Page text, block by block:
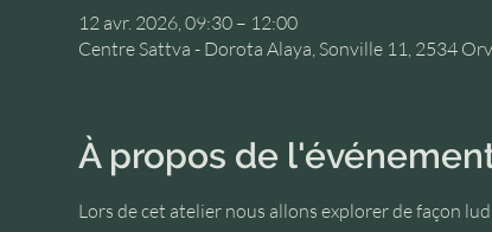
12 avr. 2026, 09:30 – 12:00
Centre Sattva - Dorota Alaya, Sonville 11, 2534
À propos de
Lors de cet atelier nous allons explorer de façon